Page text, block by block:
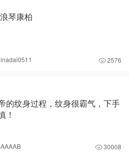
琴康柏
2576
的纹身过程，纹身很霸气，下手
！
30008